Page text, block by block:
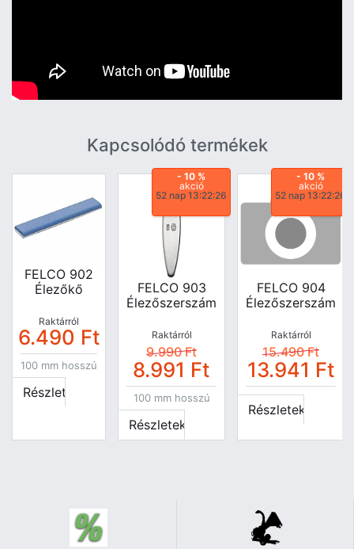
Kapcsolódó termékek
FELCO 902
Élezőkő
Raktárról
6.490 Ft
100 mm hosszú
Részletek
- 10 %
akció
52 nap 13:22:25
FELCO 903
Élezőszerszám
Raktárról
9.990Ft
8.991 Ft
100 mm hosszú
Részletek
- 10 %
akció
52 nap 13:22:25
FELCO 904
Élezőszerszám
Raktárról
15.490Ft
13.941 Ft
Részletek